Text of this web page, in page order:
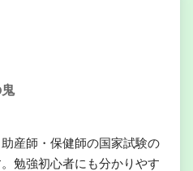
産師・保健師の国家試験の
勉強初心者にも分かりやす